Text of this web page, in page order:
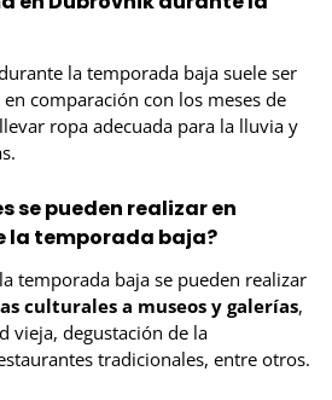
la temporada baja suele ser
en comparación con los meses de
ropa adecuada para la lluvia y
se pueden realizar en
la temporada baja?
temporada baja se pueden realizar
culturales a museos y galerías,
vieja, degustación de la
tradicionales, entre otros.